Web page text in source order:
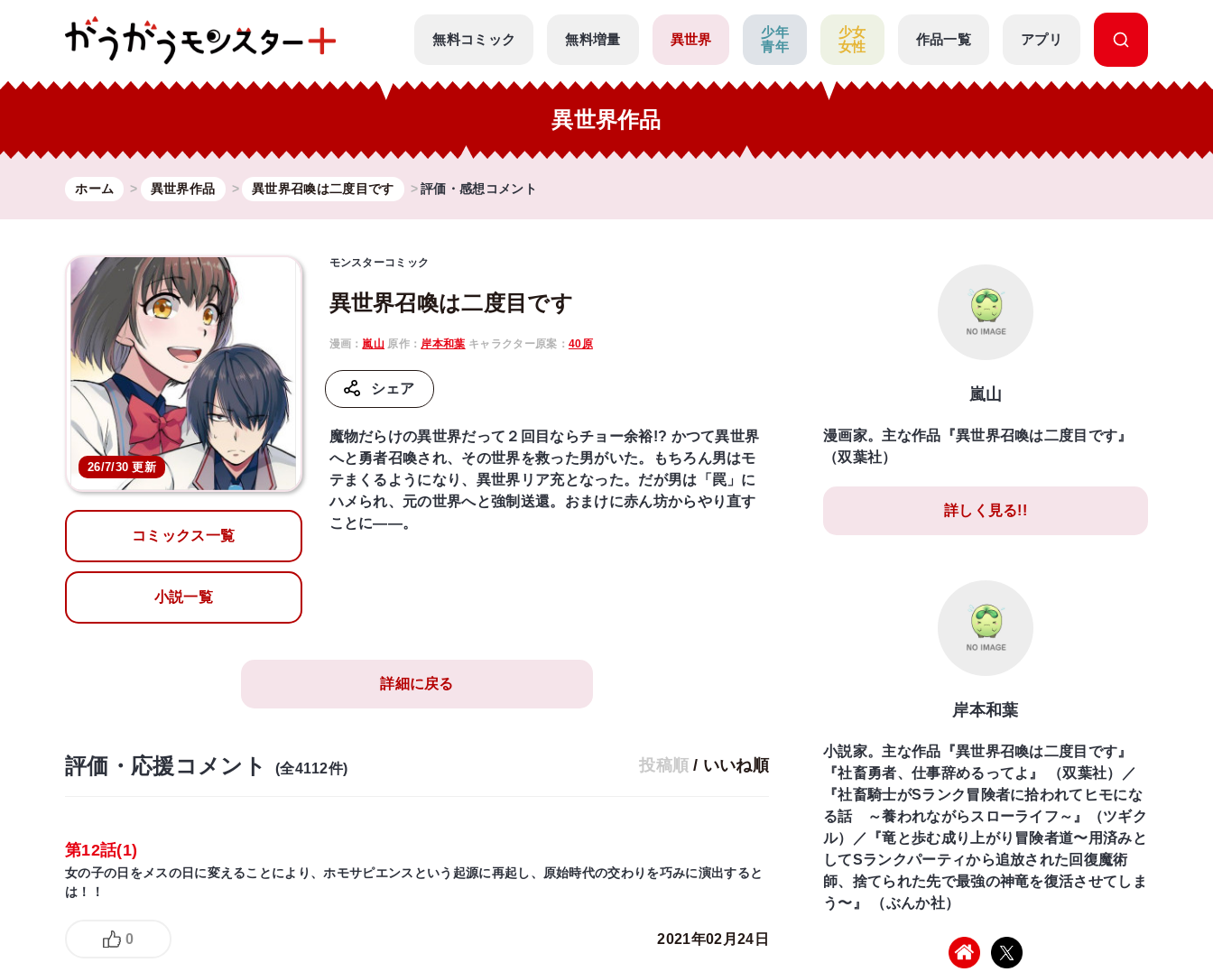
無料コミック 無料増量 異世界
少年
青年
少女
女性
作品一覧 アプリ
異世界作品
ホーム 異世界作品 異世界召喚は二度目です 評価・感想コメント
26/7/30 更新
コミックス一覧
小説一覧
モンスターコミック
異世界召喚は二度目です
漫画： 嵐山 原作： 岸本和葉 キャラクター原案： 40原
シェア
魔物だらけの異世界だって２回目ならチョー余裕!? かつて異世界
へと勇者召喚され、その世界を救った男がいた。もちろん男はモ
テまくるようになり、異世界リア充となった。だが男は「罠」に
ハメられ、元の世界へと強制送還。おまけに赤ん坊からやり直す
ことに――。
詳細に戻る
評価・応援コメント (全4112件) 投稿順 / いいね順
第12話(1)
女の子の日をメスの日に変えることにより、ホモサピエンスという起源に再起し、原始時代の交わりを巧みに演出すると
は！！
0 2021年02月24日
嵐山
漫画家。主な作品『異世界召喚は二度目です』
（双葉社）
詳しく見る!!
岸本和葉
小説家。主な作品『異世界召喚は二度目です』
『社畜勇者、仕事辞めるってよ』 （双葉社）／
『社畜騎士がSランク冒険者に拾われてヒモにな
る話 ～養われながらスローライフ～』（ツギク
ル）／『竜と歩む成り上がり冒険者道〜用済みと
してSランクパーティから追放された回復魔術
師、捨てられた先で最強の神竜を復活させてしま
う〜』 （ぶんか社）